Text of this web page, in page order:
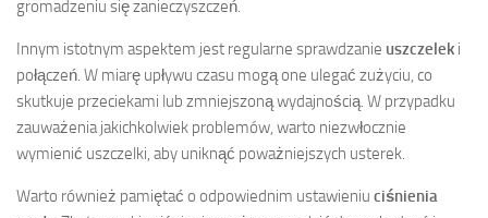
gromadzeniu się zanieczyszczeń.
Innym istotnym aspektem jest regularne sprawdzanie uszczelek i
połączeń. W miarę upływu czasu mogą one ulegać zużyciu, co
skutkuje przeciekami lub zmniejszoną wydajnością. W przypadku
zauważenia jakichkolwiek problemów, warto niezwłocznie
wymienić uszczelki, aby uniknąć poważniejszych usterek.
Warto również pamiętać o odpowiednim ustawieniu ciśnienia